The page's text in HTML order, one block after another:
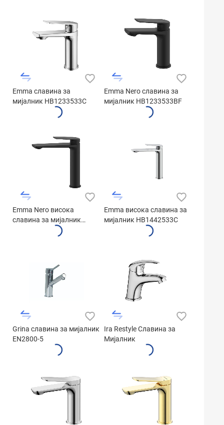
Emma славина за
мијалник HB1233533C
Emma Nero славина за
мијалник HB1233533BF
Emma Nero висока
славина за мијалник
Emma висока славина за
мијалник HB1442533C
Grina славина за мијалник
EN2800-5
Ira Restyle Славина за
Мијалник